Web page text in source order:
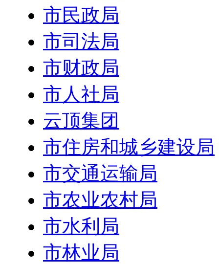
市民政局
市司法局
市财政局
市人社局
云顶集团
市住房和城乡建设局
市交通运输局
市农业农村局
市水利局
市林业局